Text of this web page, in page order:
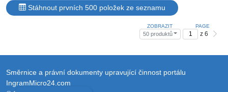
Stáhnout prvních 500 položek ze seznamu
ZOBRAZIT
50 produktů
PAGE
z 6
Směrnice a právní dokumenty upravující činnost portálu
IngramMicro24.com